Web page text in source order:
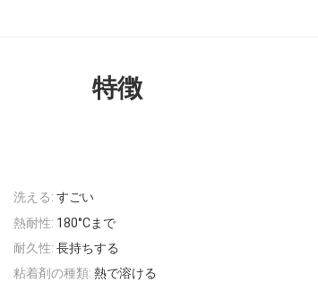
特徴
洗える: すごい
熱耐性: 180°Cまで
耐久性: 長持ちする
粘着剤の種類: 熱で溶ける